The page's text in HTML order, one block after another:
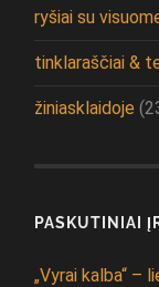
ryšiai su
tinklaraščiai &
žiniasklaidoje
PASKUTINIAI
„Vyrai kalba“ –